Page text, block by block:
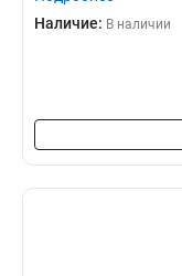
Наличие: В наличии